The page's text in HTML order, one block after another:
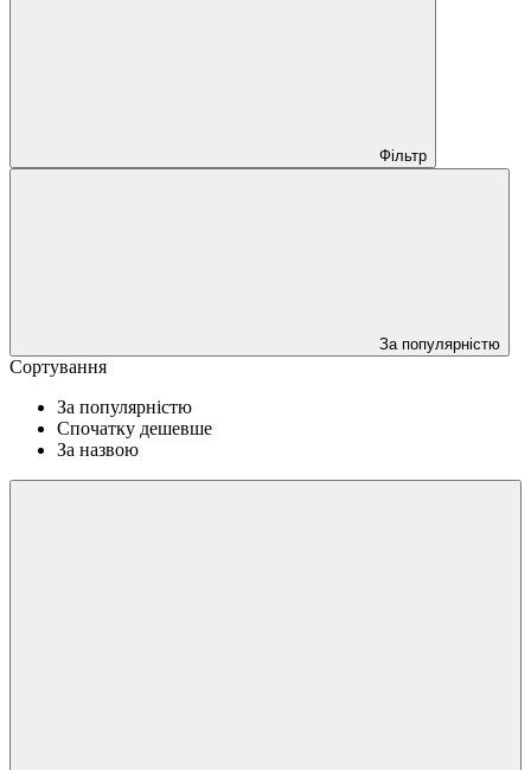
Фільтр
За популярністю
Сортування
За популярністю
Спочатку дешевше
За назвою